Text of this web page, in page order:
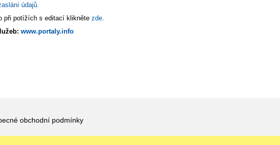
údajů.
při potížích s editací klikněte zde
www.portaly.info
obchodní podmínky